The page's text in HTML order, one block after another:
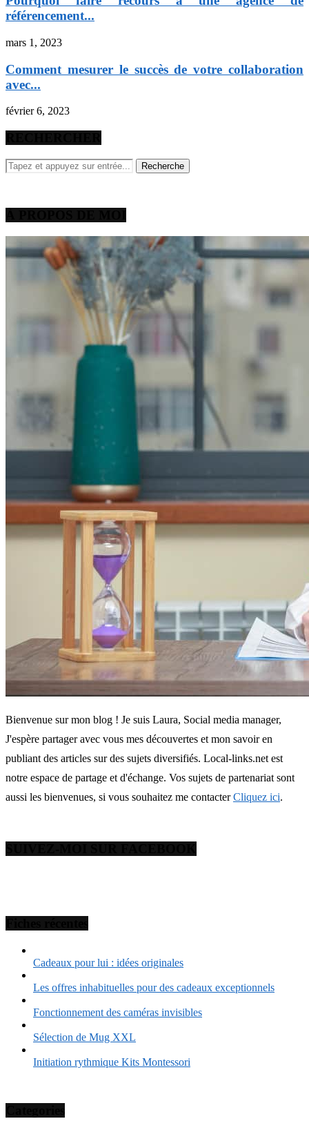
référencement...
mars 1, 2023
Comment mesurer le succès de votre collaboration
avec...
février 6, 2023
Bienvenue sur mon blog ! Je suis Laura, Social media manager,
J'espère partager avec vous mes découvertes et mon savoir en
publiant des articles sur des sujets diversifiés. Local-links.net est
notre espace de partage et d'échange. Vos sujets de partenariat sont
aussi les bienvenues, si vous souhaitez me contacterCliquez ici.
Cadeaux pour lui : idées originales
Les offres inhabituelles pour des cadeaux exceptionnels
Fonctionnement des caméras invisibles
Sélection de Mug XXL
Initiation rythmique Kits Montessori